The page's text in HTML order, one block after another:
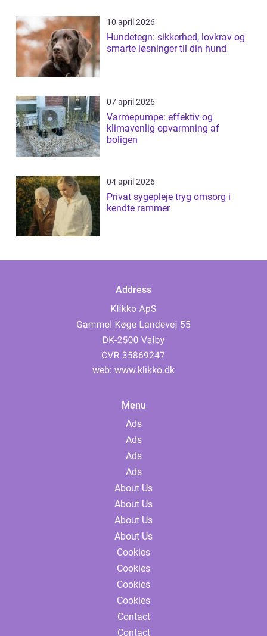
10 april 2026
Hundetegn: sikkerhed, lovkrav og
smarte løsninger til din hund
07 april 2026
Varmepumpe: effektiv og
klimavenlig opvarmning af
boligen
04 april 2026
Privat sygepleje tryg omsorg i
kendte rammer
Address
web: www.klikko.dk
Menu
Ads
Ads
Ads
Ads
About Us
About Us
About Us
About Us
Cookies
Cookies
Cookies
Cookies
Contact
Contact